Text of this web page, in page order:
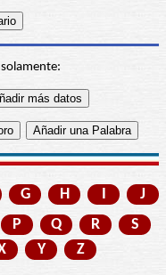
G H I
J
P Q R
S
Y Z